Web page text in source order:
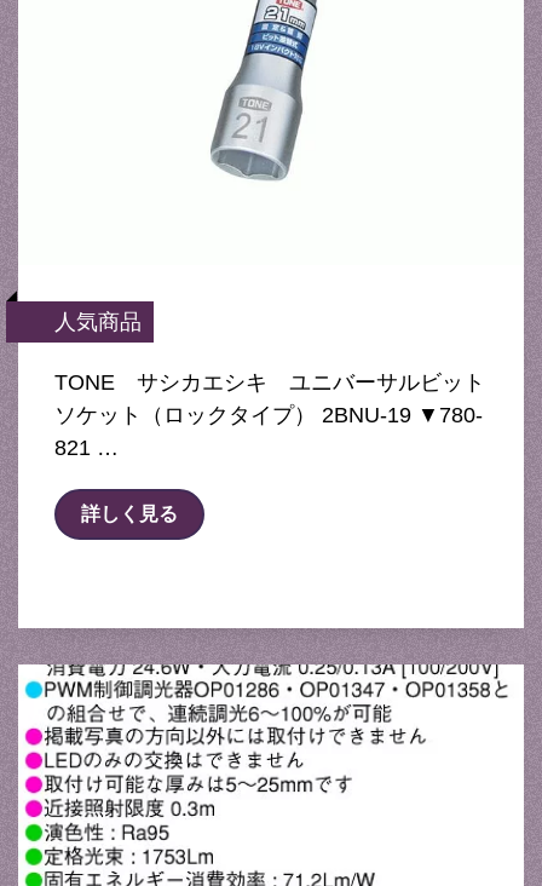
人気商品
TONE サシカエシキ ユニバーサルビット
ソケット（ロックタイプ） 2BNU-19 ▼780-
821 …
詳しく見る